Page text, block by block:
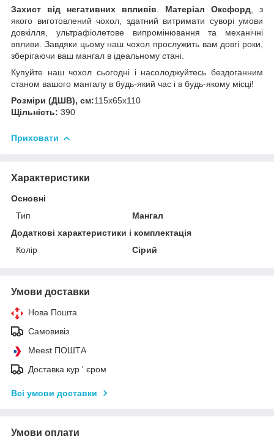
Захист від негативних впливів
Матеріал Оксфорд , з
якого виготовлений чохол, здатний витримати суворі умови
довкілля, ультрафіолетове випромінювання та механічні
впливи. Завдяки цьому наш чохол прослужить вам довгі роки,
зберігаючи ваш мангал в ідеальному стані.
Купуйте наш чохол сьогодні і насолоджуйтесь бездоганним
станом вашого мангалу в будь-який час і в будь-якому місці!
Розміри (ДШВ), см:115х65х110
Щільність: 390
Приховати
Характеристики
Основні
Тип
Мангал
Додаткові характеристики і комплектація
Колір
Сірий
Умови доставки
Нова Пошта
Самовивіз
Meest ПОШТА
Доставка кур ' єром
Всі умови доставки
Умови оплати